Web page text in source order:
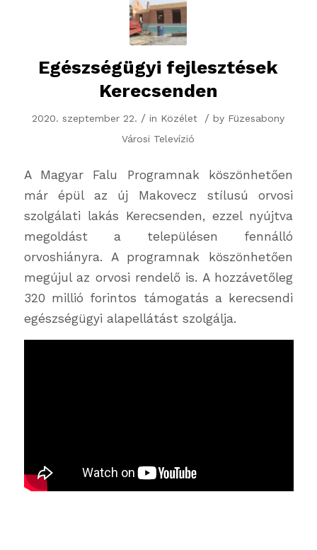
Egészségügyi fejlesztések
Kerecsenden
2020. szeptember 22. / in Közélet / by Füzesabony
Városi Televízió
A Magyar Falu Programnak köszönhetően
már épül az új Makovecz stílusú orvosi
szolgálati lakás Kerecsenden, ezzel nyújtva
megoldást a településen fennálló
orvoshiányra. A programnak köszönhetően
megújul az orvosi rendelő is. A hozzávetőleg
320 millió forintos támogatás a kerecsendi
egészségügyi alapellátást szolgálja.